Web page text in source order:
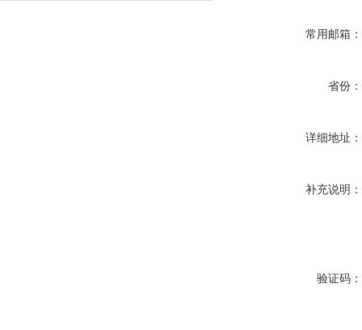
常用邮箱：
省份：
详细地址：
补充说明：
验证码：